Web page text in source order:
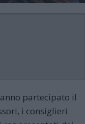
partecipato il
i consiglieri